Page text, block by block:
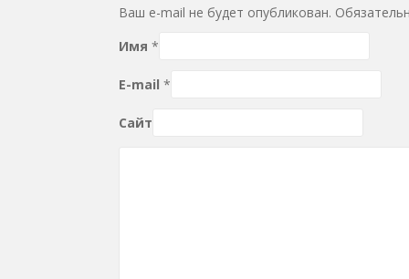
Ваш e-mail не будет опубликован.
Имя *
E-mail *
Сайт